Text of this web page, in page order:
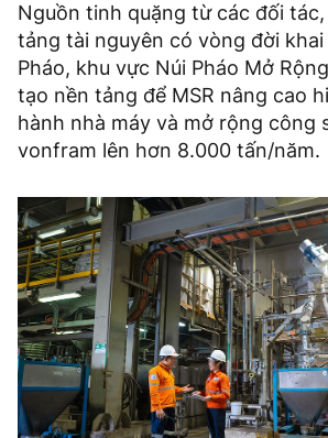
Nguồn tinh quặng từ các đối
tảng tài nguyên có vòng đời
Pháo, khu vực Núi Pháo Mở
tạo nền tảng để MSR nâng cao
hành nhà máy và mở rộng công
vonfram lên hơn 8.000 tấn/năm.